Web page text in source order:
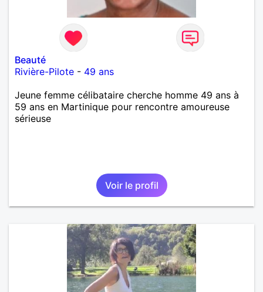
Beauté
Rivière-Pilote - 49 ans
Jeune femme célibataire cherche homme 49 ans à
59 ans en Martinique pour rencontre amoureuse
sérieuse
Voir le profil